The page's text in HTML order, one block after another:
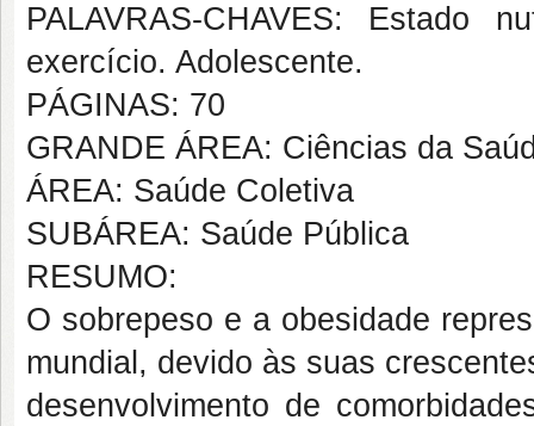
PALAVRAS-CHAVES: Estado
exercício. Adolescente.
PÁGINAS: 70
GRANDE ÁREA: Ciências da
ÁREA: Saúde Coletiva
SUBÁREA: Saúde Pública
RESUMO:
O sobrepeso e a obesidade
mundial, devido às suas
desenvolvimento de